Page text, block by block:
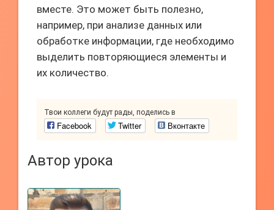
вместе. Это может быть полезно,
например, при анализе данных или
обработке информации, где необходимо
выделить повторяющиеся элементы и
их количество.
Твои коллеги будут рады, поделись в
Facebook Twitter Вконтакте
Автор урока